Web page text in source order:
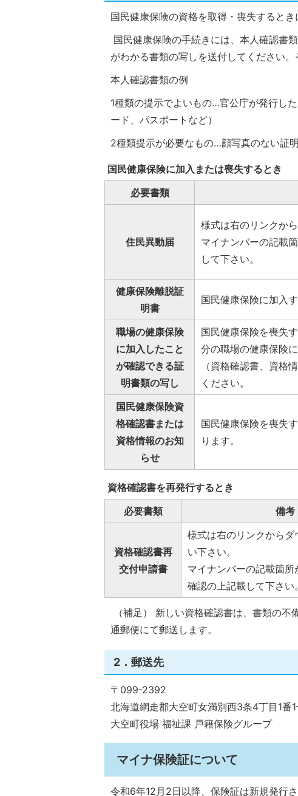
国民健康保険の資格を取得・喪失すると
国民健康保険の手続きには、本人確認書
がわかる書類の写しを送付してください
本人確認書類の例
1種類の提示でよいもの…官公庁が発行し
ード、パスポートなど）
2種類提示が必要なもの…顔写真のない証
国民健康保険に加入または喪失するとき
必要書類
住民異動届
様式は右のリンクか
マイナンバーの記載
して下さい。
健康保険離脱証
明書
国民健康保険に加入
職場の健康保険
に加入したこと
が確認できる証
明書類の写し
国民健康保険を喪失
分の職場の健康保険
（資格確認書、資格
ください。
国民健康保険資
格確認書または
資格情報のお知
らせ
国民健康保険を喪失
ります。
資格確認書を再発行するとき
必要書類
備考
資格確認書再
交付申請書
様式は右のリンクから
い下さい。
マイナンバーの記載箇
確認の上記載して下さい。
（補足） 新しい資格確認書は、書類の
通郵便にて郵送します。
2．郵送先
〒099-2392
北海道網走郡大空町女満別西3条4丁目1番
大空町役場 福祉課 戸籍保険グループ
マイナ保険証について
令和6年12月2日以降、保険証は新規発行